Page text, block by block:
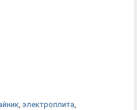
, электроплита,